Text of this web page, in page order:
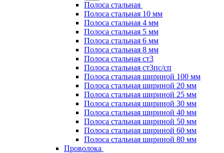
Полоса стальная
Полоса стальная 10 мм
Полоса стальная 4 мм
Полоса стальная 5 мм
Полоса стальная 6 мм
Полоса стальная 8 мм
Полоса стальная ст3
Полоса стальная ст3пс/сп
Полоса стальная шириной 100 мм
Полоса стальная шириной 20 мм
Полоса стальная шириной 25 мм
Полоса стальная шириной 30 мм
Полоса стальная шириной 40 мм
Полоса стальная шириной 50 мм
Полоса стальная шириной 60 мм
Полоса стальная шириной 80 мм
Проволока